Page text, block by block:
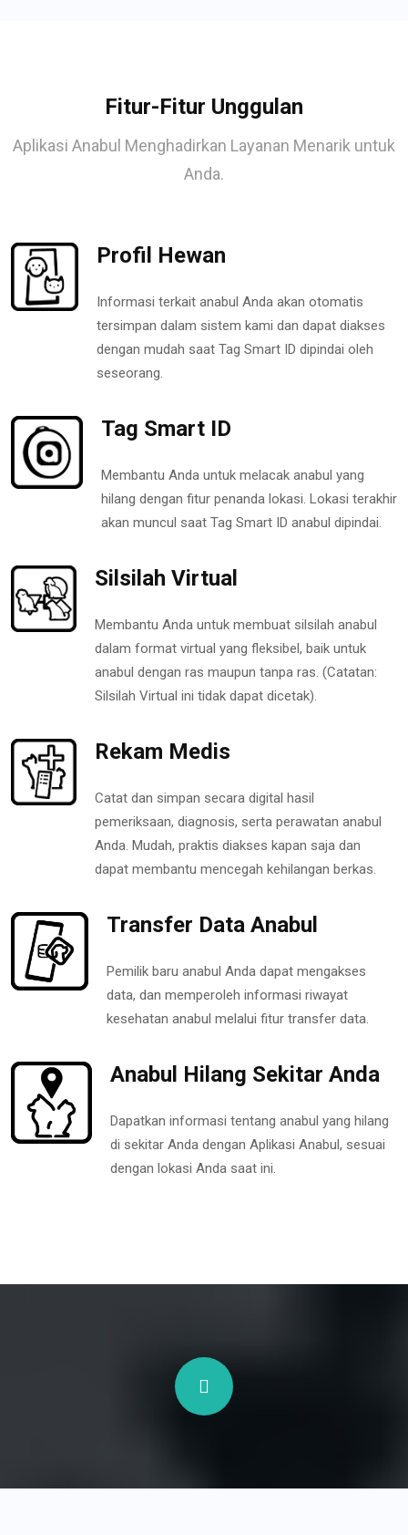
Fitur-Fitur Unggulan
Aplikasi Anabul Menghadirkan Layanan Menarik untuk
Anda.
Profil Hewan
Informasi terkait anabul Anda akan otomatis
tersimpan dalam sistem kami dan dapat diakses
dengan mudah saat Tag Smart ID dipindai oleh
seseorang.
Tag Smart ID
Membantu Anda untuk melacak anabul yang
hilang dengan fitur penanda lokasi. Lokasi terakhir
akan muncul saat Tag Smart ID anabul dipindai.
Silsilah Virtual
Membantu Anda untuk membuat silsilah anabul
dalam format virtual yang fleksibel, baik untuk
anabul dengan ras maupun tanpa ras. (Catatan:
Silsilah Virtual ini tidak dapat dicetak).
Rekam Medis
Catat dan simpan secara digital hasil
pemeriksaan, diagnosis, serta perawatan anabul
Anda. Mudah, praktis diakses kapan saja dan
dapat membantu mencegah kehilangan berkas.
Transfer Data Anabul
Pemilik baru anabul Anda dapat mengakses
data, dan memperoleh informasi riwayat
kesehatan anabul melalui fitur transfer data.
Anabul Hilang Sekitar Anda
Dapatkan informasi tentang anabul yang hilang
di sekitar Anda dengan Aplikasi Anabul, sesuai
dengan lokasi Anda saat ini.